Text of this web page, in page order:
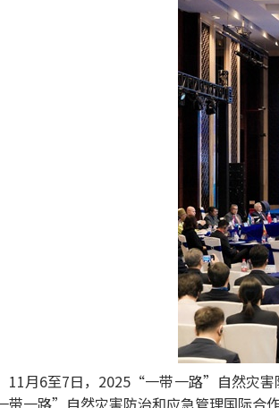
11月6至7日，2025“一带一路”自然灾害